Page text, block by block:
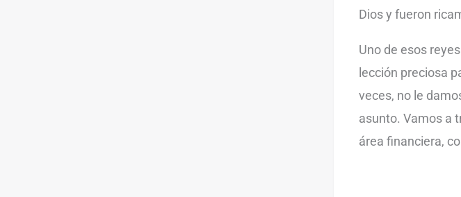
Dios y fueron
Uno de esos
lección preciosa
veces, no le
asunto. Vamos a
área financiera,